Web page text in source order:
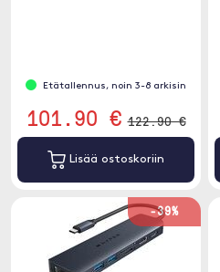
Etätallennus, noin 3-8 arkisin
101.90 € 122.90 €
Lisää ostoskoriin
-39%